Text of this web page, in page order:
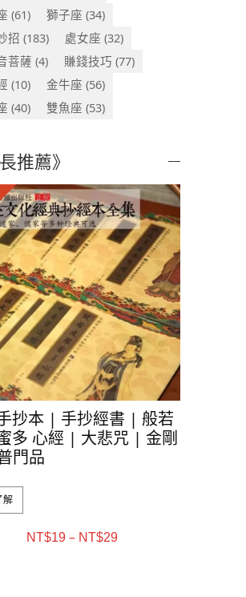
(61) 獅子座 (34)
招 (183) 處女座 (32)
菩薩 (4) 賺錢技巧 (77)
(10) 金牛座 (56)
(40) 雙魚座 (53)
推薦》
抄本 | 手抄經書 | 般若
多 心經 | 大悲咒 | 金剛
門品
解
NT$19 – NT$29